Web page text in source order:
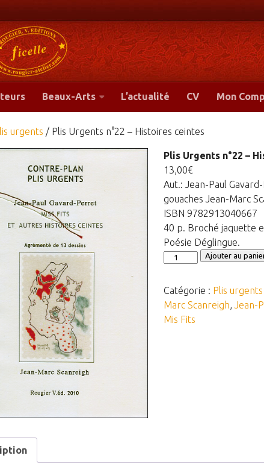
Beaux-Arts L’actualité CV Mon
urgents / Plis Urgents n°22 – Histoires ceintes
Plis Urgents n°22 –
13,00€
Aut.: Jean-Paul
gouaches Jean-Marc
ISBN 9782913040667
40 p. Broché jaquette
Poésie Déglingue.
quantité
Plis
Urgents
n°22
Ajouter au
Catégorie : Plis urgents
Marc Scanreigh,Jean-
Mis Fits